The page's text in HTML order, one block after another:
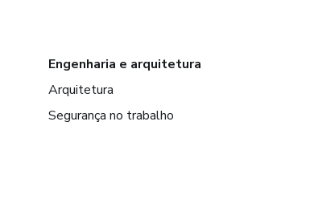
Engenharia e arquitetura
Arquitetura
Segurança no trabalho